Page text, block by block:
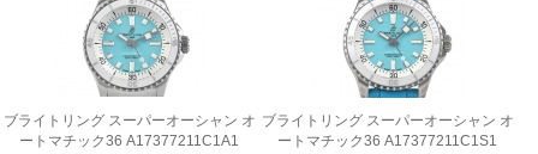
ブライトリング スーパーオーシャン オ
ートマチック36 A17377211C1A1
ブライトリング スーパーオーシャン オ
ートマチック36 A17377211C1S1